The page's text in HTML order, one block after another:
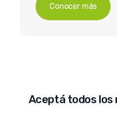
Conocer más
Aceptá todos los